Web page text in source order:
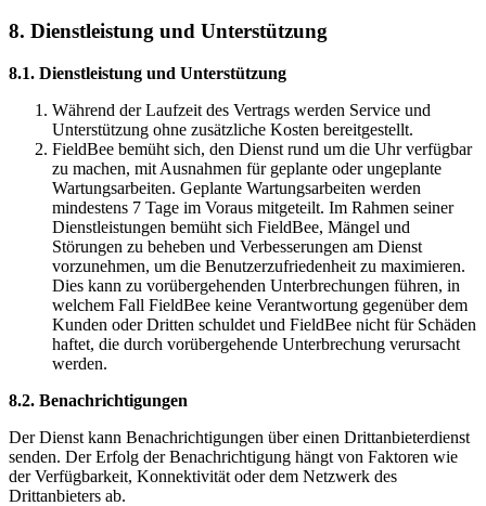
8. Dienstleistung und Unterstützung
8.1. Dienstleistung und Unterstützung
Während der Laufzeit des Vertrags werden Service und
Unterstützung ohne zusätzliche Kosten bereitgestellt.
FieldBee bemüht sich, den Dienst rund um die Uhr verfügbar
zu machen, mit Ausnahmen für geplante oder ungeplante
Wartungsarbeiten. Geplante Wartungsarbeiten werden
mindestens 7 Tage im Voraus mitgeteilt. Im Rahmen seiner
Dienstleistungen bemüht sich FieldBee, Mängel und
Störungen zu beheben und Verbesserungen am Dienst
vorzunehmen, um die Benutzerzufriedenheit zu maximieren.
Dies kann zu vorübergehenden Unterbrechungen führen, in
welchem Fall FieldBee keine Verantwortung gegenüber dem
Kunden oder Dritten schuldet und FieldBee nicht für Schäden
haftet, die durch vorübergehende Unterbrechung verursacht
werden.
8.2. Benachrichtigungen
Der Dienst kann Benachrichtigungen über einen Drittanbieterdienst
senden. Der Erfolg der Benachrichtigung hängt von Faktoren wie
der Verfügbarkeit, Konnektivität oder dem Netzwerk des
Drittanbieters ab.